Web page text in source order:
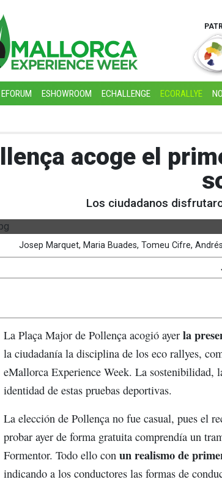
EFORUM ESHOWROOM ECHALLENGE ECORALLYE
acoge el
Los ciudadanos
Josep Marquet, Maria Buades, Tomeu Cifre,
La Plaça Major de Pollença acogió ayer la
la ciudadanía la disciplina de los eco rallyes,
eMallorca Experience Week. La sostenibilidad,
identidad de estas pruebas deportivas.
La elección de Pollença no fue casual, pues el
probar ayer de forma gratuita comprendía un
Formentor. Todo ello con un realismo de
indicando a los conductores las formas de